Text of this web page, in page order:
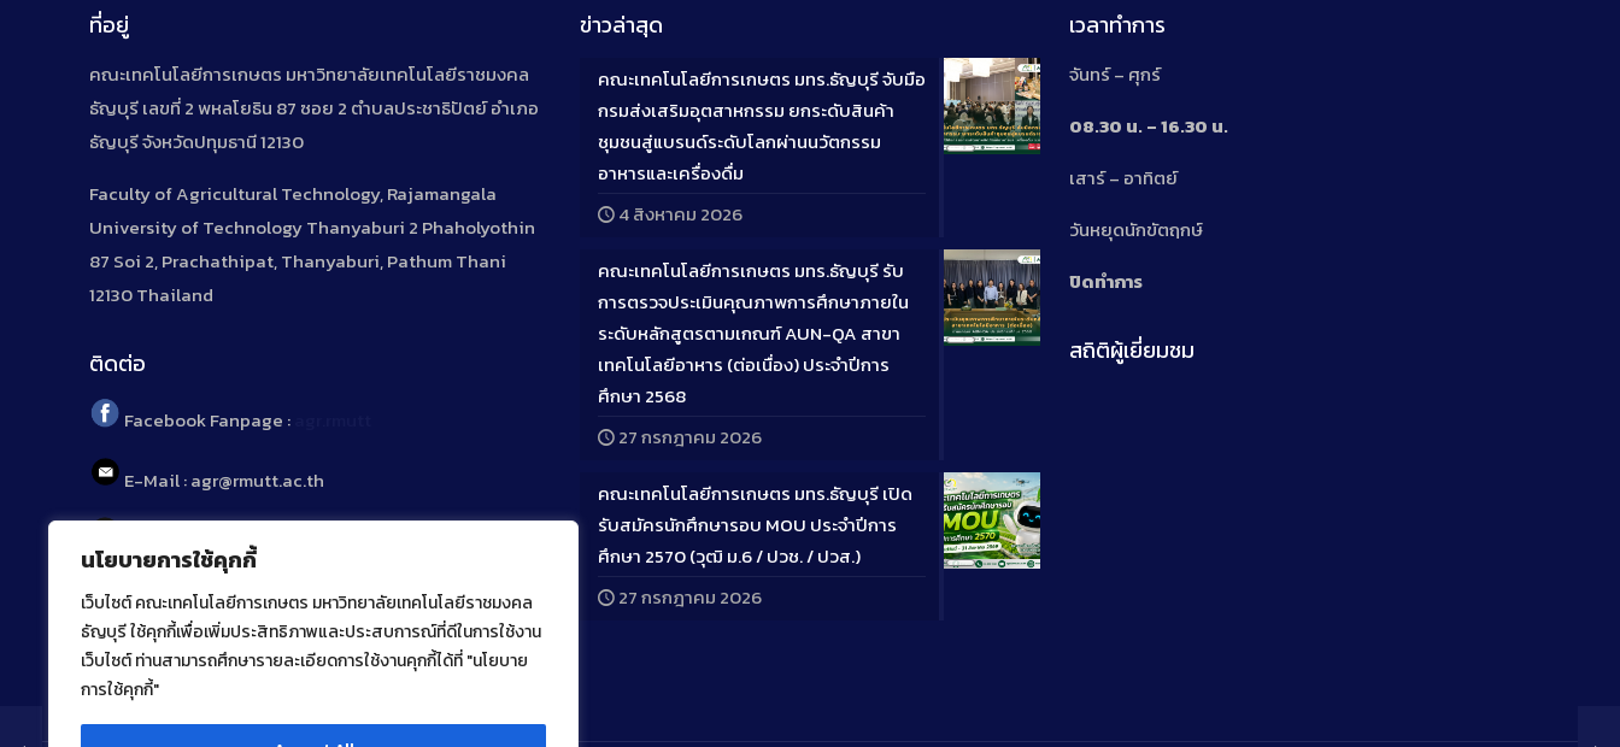
นโยบายการใช้คุกกี้
เว็บไซต์ คณะเทคโนโลยีการเกษตร มหาวิทยาลัยเทคโนโลยีราชมงคล
ธัญบุรี ใช้คุกกี้เพื่อเพิ่มประสิทธิภาพและประสบการณ์ที่ดีในการใช้งาน
เว็บไซต์ ท่านสามารถศึกษารายละเอียดการใช้งานคุกกี้ได้ที่ "นโยบาย
การใช้คุกกี้"
ที่อยู่
คณะเทคโนโลยีการเกษตร มหาวิทยาลัยเทคโนโลยีราชมงคล
ธัญบุรี เลขที่ 2 พหลโยธิน 87 ซอย 2 ตำบลประชาธิปัตย์ อำเภอ
ธัญบุรี จังหวัดปทุมธานี 12130
Faculty of Agricultural Technology, Rajamangala
University of Technology Thanyaburi 2 Phaholyothin
87 Soi 2, Prachathipat, Thanyaburi, Pathum Thani
12130 Thailand
ติดต่อ
Facebook Fanpage :
E-Mail : agr@rmutt.ac.th
Tel : 02 592 1955
ข่าวล่าสุด
Long
Description
คณะเทคโนโลยีการเกษตร มทร.ธัญบุรี จับมือ
กรมส่งเสริมอุตสาหกรรม ยกระดับสินค้า
ชุมชนสู่แบรนด์ระดับโลกผ่านนวัตกรรม
อาหารและเครื่องดื่ม
4 สิงหาคม 2026
Long
คณะเทคโนโลยีการเกษตร มทร.ธัญบุรี รับ
การตรวจประเมินคุณภาพการศึกษาภายใน
ระดับหลักสูตรตามเกณฑ์ AUN-QA สาขา
เทคโนโลยีอาหาร (ต่อเนื่อง) ประจำปีการ
ศึกษา 2568
27 กรกฎาคม 2026
Long
คณะเทคโนโลยีการเกษตร มทร.ธัญบุรี เปิด
รับสมัครนักศึกษารอบ MOU ประจำปีการ
ศึกษา 2570 (วุฒิ ม.6 / ปวช. / ปวส.)
27 กรกฎาคม 2026
เวลาทำการ
จันทร์ – ศุกร์
08.30 น. – 16.30 น.
เสาร์ – อาทิตย์
วันหยุดนักขัตฤกษ์
ปิดทำการ
สถิติผู้เยี่ยมชม